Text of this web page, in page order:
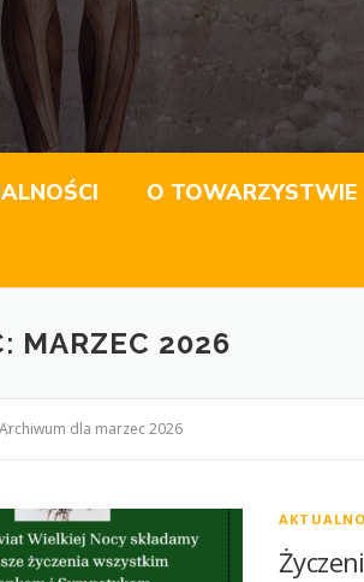
O TOWARZYSTWIE
MARZEC 2026
Archiwum dla marzec 2026